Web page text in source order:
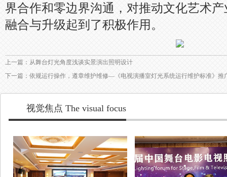
界合作和零边界沟通，对推动文化艺术
融合与升级起到了积极作用。
上一篇：从舞台灯光角度浅谈实景演出照明设计
下一篇：依规运行操作，遵章维护维修—《电视演播室灯光系统运行维护标准》推